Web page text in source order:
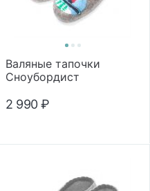
Валяные тапочки
Сноубордист
2 990 ₽